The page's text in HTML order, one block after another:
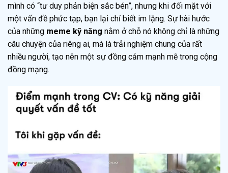
mình có “tư duy phản biện sắc bén”, nhưng khi đối mặt với
một vấn đề phức tạp, bạn lại chỉ biết im lặng. Sự hài hước
của những meme kỹ năng nằm ở chỗ nó không chỉ là những
câu chuyện của riêng ai, mà là trải nghiệm chung của rất
nhiều người, tạo nên một sự đồng cảm mạnh mẽ trong cộng
đồng mạng.